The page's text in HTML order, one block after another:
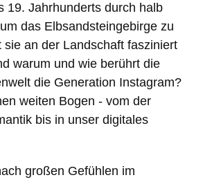
19. Jahrhunderts durch halb
das Elbsandsteingebirge zu
sie an der Landschaft fasziniert
warum und wie berührt die
die Generation Instagram?
weiten Bogen - vom der
bis in unser digitales
großen Gefühlen im